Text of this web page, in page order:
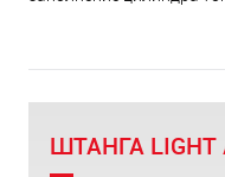
ресурс цилиндро-
нижней мертвой точки.
ШТАНГА LIGHT